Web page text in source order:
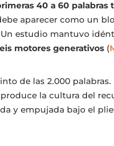
40 a 60
aparecer como un
Un estudio mantuvo
motores generativos (
de las 2.000
la cultura del
y empujada bajo el